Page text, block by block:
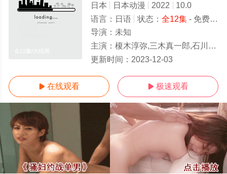
日本 日本动漫 2022
10.0
语言： 日语 状态： 全12集- 免费观看
导演： 未知
主演： 榎木淳弥,三木真一郎,石川界人,逢坂良太,柿原彻也
更新时间： 2023-12-03
 在线观看  极速观看